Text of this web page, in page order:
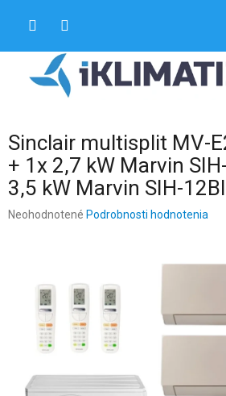
Sinclair multisplit MV-
+ 1x 2,7 kW Marvin
3,5 kW Marvin SIH-
Priemerné
hviezdičiek.
Neohodnotené Podrobnosti hodnotenia